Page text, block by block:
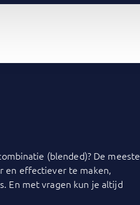
(blended)? De meeste
en effectiever te maken,
En met vragen kun je altijd